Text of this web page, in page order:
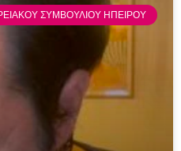
ΣΥΜΒΟΥΛΙΟΥ ΗΠΕΙΡΟΥ